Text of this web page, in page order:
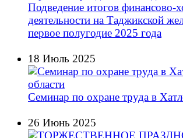
Подведение итогов финансово-
деятельности на Таджикской
первое полугодие 2025 года
18 Июль 2025
Семинар по охране труда в
26 Июнь 2025